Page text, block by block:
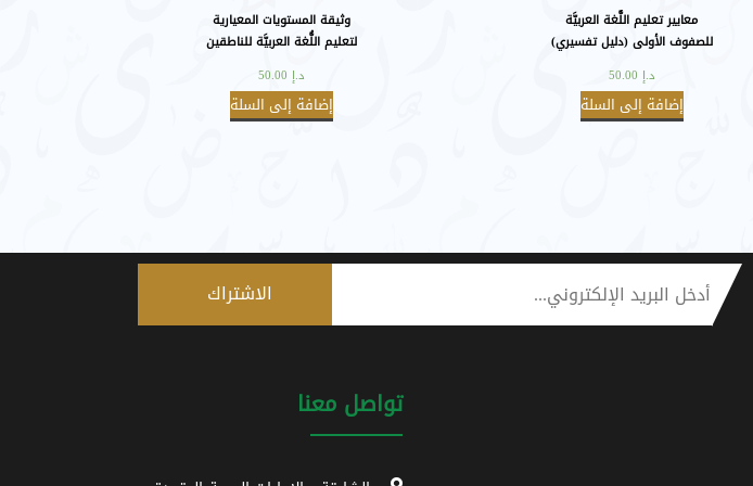
معايير تعليم اللُّغة العربيَّة
للصفوف الأولى (دليل تفسيري)
د.إ
إضافة إلى السلة
وثيقة المستويات المعيارية
لتعليم اللُّغة العربيَّة للناطقين
د.إ
إضافة إلى السلة
تواصل معنا